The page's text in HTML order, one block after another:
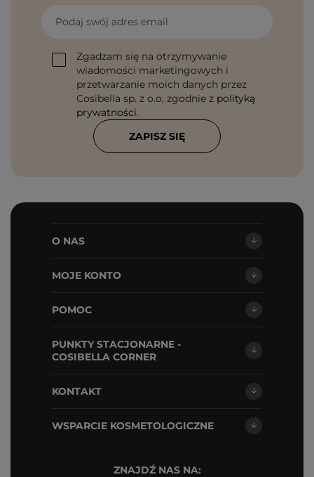
Podaj swój adres email
Zgadzam się na otrzymywanie
wiadomości marketingowych i
przetwarzanie moich danych przez
Cosibella sp. z o.o, zgodnie z polityką
prywatności.
ZAPISZ SIĘ
O NAS
MOJE KONTO
POMOC
PUNKTY STACJONARNE -
COSIBELLA CORNER
KONTAKT
WSPARCIE KOSMETOLOGICZNE
ZNAJDŹ NAS NA: